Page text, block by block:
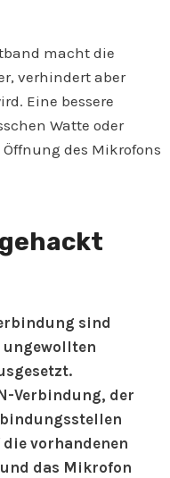
macht die
verhindert aber
Eine bessere
Watte oder
des Mikrofons
sind
ungewollten
Verbindung, der
vorhandenen
das Mikrofon